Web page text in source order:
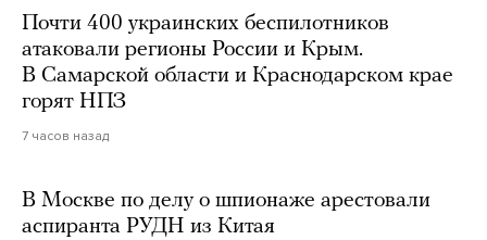
Почти 400 украинских беспилотников
атаковали регионы России и Крым.
В Самарской области и Краснодарском крае
горят НПЗ
7 часов назад
В Москве по делу о шпионаже арестовали
аспиранта РУДН из Китая